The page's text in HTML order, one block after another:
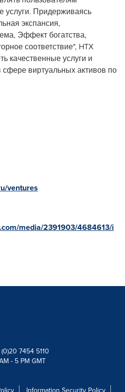
услуги. Придерживаясь
экспансия,
Эффект богатства,
соответствие", HTX
качественные услуги и
сфере виртуальных активов по
ventures
media/2391903/4684613/i
7454 5110
- 5 PM GMT